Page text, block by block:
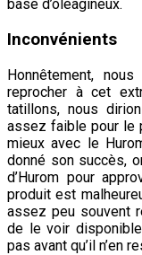
base d’oléagineux.
Inconvénients
Honnêtement,
reprocher à cet
tatillons, nous
assez faible pour le
mieux avec le
donné son succès,
d’Hurom pour
produit est
assez peu souvent
de le voir
pas avant qu’il n’en